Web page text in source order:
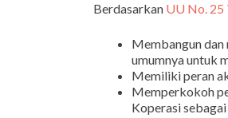
Berdasarkan UU No. 25
Membangun dan
umumnya untuk
Memiliki peran
Memperkokoh
Koperasi